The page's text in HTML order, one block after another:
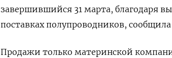
завершившийся 31 марта, благодаря
поставках полупроводников,
Продажи только материнской